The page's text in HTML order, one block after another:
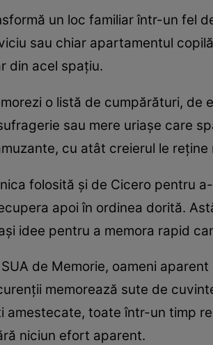
un loc familiar într-un fel
sau chiar apartamentul
din acel spațiu.
o listă de cumpărături,
sau mere uriașe care
cu atât creierul le reține
folosită și de Cicero pentru
apoi în ordinea dorită.
idee pentru a memora rapid
de Memorie, oameni
memorează sute de
amestecate, toate într-un timp
niciun efort aparent.